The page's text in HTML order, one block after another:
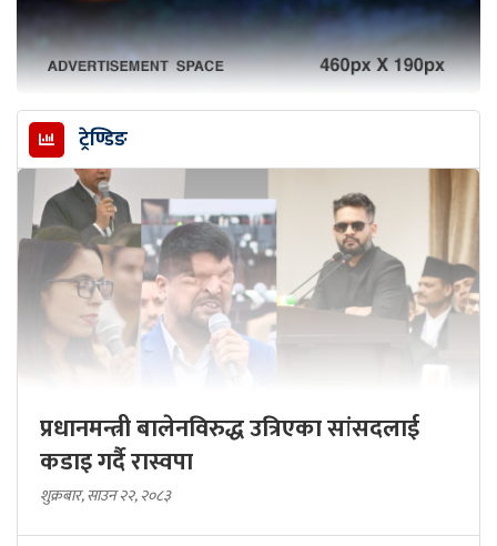
ट्रेण्डिङ
प्रधानमन्त्री बालेनविरुद्ध उत्रिएका सांसदलाई
कडाइ गर्दै रास्वपा
शुक्रबार, साउन २२, २०८३